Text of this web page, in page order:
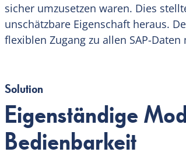
sicher umzusetzen waren. Dies
unschätzbare Eigenschaft heraus.
flexiblen Zugang zu allen SAP-Daten
Solution
Eigenständige
Bedienbarkeit